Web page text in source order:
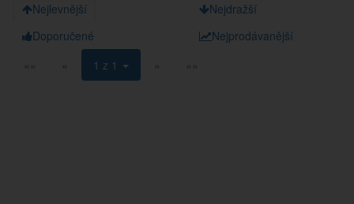
Nejlevnější
Nejdražší
Doporučené
Nejprodávanější
««
« 1 z 1 » »»